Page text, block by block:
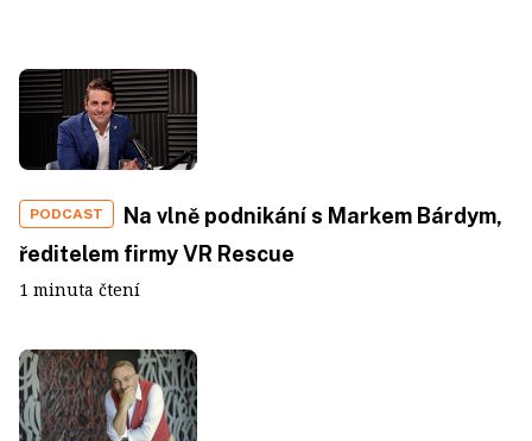
PODCAST
Na vlně podnikání s Markem Bárdym,
ředitelem firmy VR Rescue
1 minuta čtení